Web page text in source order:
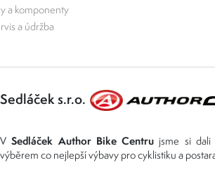
a komponenty
a údržba
Sedláček s.r.o.
VSedláček Author Bike Centru jsme si
výběrem co nejlepší výbavy pro cyklistiku a